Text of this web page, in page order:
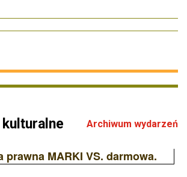
Archiwum wydarzeń
prawna MARKI VS. darmowa.